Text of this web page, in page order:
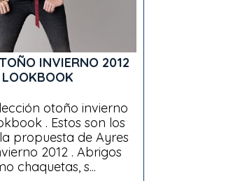
INVIERNO 2012
LOOKBOOK
otoño invierno
. Estos son los
propuesta de Ayres
2012 . Abrigos
chaquetas, s...